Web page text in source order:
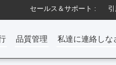
セールス＆サポート :
品質管理 私達に連絡しな